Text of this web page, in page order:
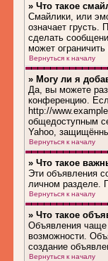
» Что такое
Смайлики, или
означает грусть.
сделать
может
Вернуться к началу
» Могу ли я
Да, вы можете
конференцию.
http://
общедоступным
Yahoo,
Вернуться к началу
» Что такое
Эти объявления
личном разделе.
Вернуться к началу
» Что такое
Объявления чаще
возможности.
создание
Вернуться к началу